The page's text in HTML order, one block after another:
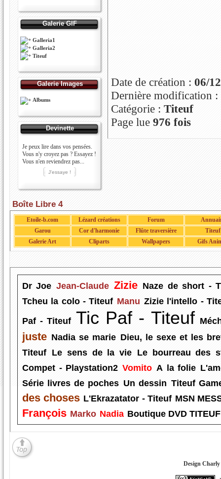
Galerie GIF
Galleria1
Galleria2
Titeuf
Galerie Images
Albums
Devinette
Je peux lire dans vos pensées.
Vous n'y croyez pas ? Essayez !
Vous n'en reviendrez pas...
Date de création : 06/
Dernière modification :
Catégorie : Titeuf
Page lue 976 fois
Boîte Libre 4
Etoile-b.com Lézard créations Forum
Garou
Cor d'harmonie Flûte traversière
Titeuf
Galerie Art
Cliparts Wallpapers Gifs
Dr Joe Jean-Claude Zizie Naze de short -
Tcheu la colo - Titeuf Manu Zizie l'intello -
Paf - Titeuf Tic Paf - Titeuf
juste Nadia se marie Dieu, le sexe et les
Titeuf Le sens de la vie Le bourreau des
Compet - Playstation2 Vomito A la folie
Série livres de poches Un dessin Titeuf
des choses L'Ekrazatator - Titeuf MSN
François Marko Nadia Boutique DVD TITEUF
Design